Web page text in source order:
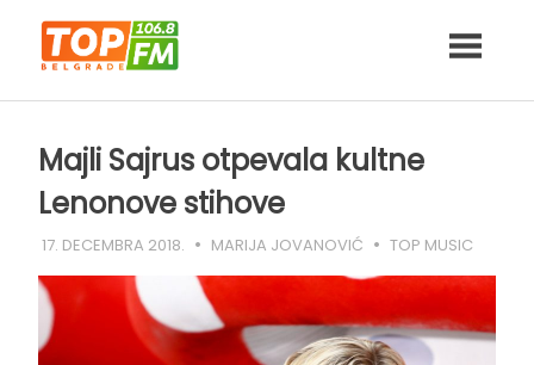
content
Majli Sajrus otpevala kultne
Lenonove stihove
17. DECEMBRA 2018. MARIJA JOVANOVIĆ TOP MUSIC